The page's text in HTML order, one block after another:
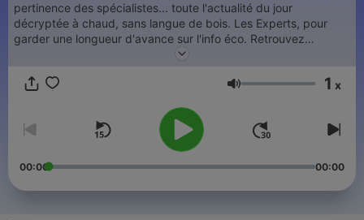
pertinence des spécialistes... toute l'actualité du jour
décryptée à chaud, sans langue de bois. Les Experts, pour
garder une longueur d'avance sur l'info éco. Retrouvez
l’émission du lundi au vendredi et réécoutez la en podcast.
Volume 1 x
00:00 00:00